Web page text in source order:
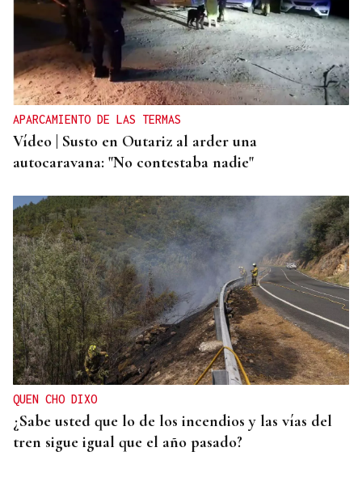
APARCAMIENTO DE LAS TERMAS
Vídeo | Susto en Outariz al arder una
autocaravana: "No contestaba nadie"
QUEN CHO DIXO
¿Sabe usted que lo de los incendios y las vías del
tren sigue igual que el año pasado?